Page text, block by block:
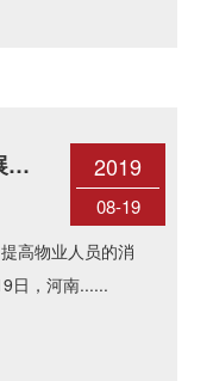
2019
08-19
消
高物业人员的消
日，河南......